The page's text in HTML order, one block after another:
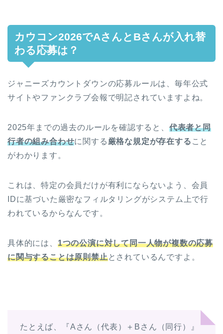
カウコン2026でAさんとBさんが入れ替
わる応募は？
ジャニーズカウントダウンの応募ルールは、毎年公式
サイトやファンクラブ会報で明記されていますよね。
2025年までの過去のルールを確認すると、 代表者と同
行者の組み合わせに関する 厳格な規定が存在する こと
がわかります。
これは、特定の会員だけが有利にならないよう、会員
IDに基づいた厳密なフィルタリングがシステム上で行
われているからなんです。
具体的には、 1つの公演に対して同一人物が複数の応募
に関与することは原則禁止とされているんですよ。
たとえば、『Aさん（代表）＋Bさん（同行）』